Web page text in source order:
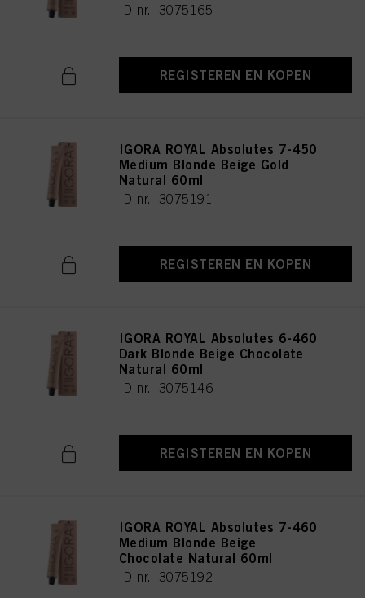
ID-nr. 3075165
REGISTEREN EN KOPEN
IGORA ROYAL Absolutes 7-450
Medium Blonde Beige Gold
Natural 60ml
ID-nr. 3075191
REGISTEREN EN KOPEN
IGORA ROYAL Absolutes 6-460
Dark Blonde Beige Chocolate
Natural 60ml
ID-nr. 3075146
REGISTEREN EN KOPEN
IGORA ROYAL Absolutes 7-460
Medium Blonde Beige
Chocolate Natural 60ml
ID-nr. 3075192